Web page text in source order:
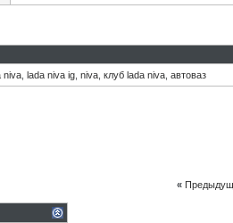
niva lada niva ig niva клуб lada niva автоваз
«